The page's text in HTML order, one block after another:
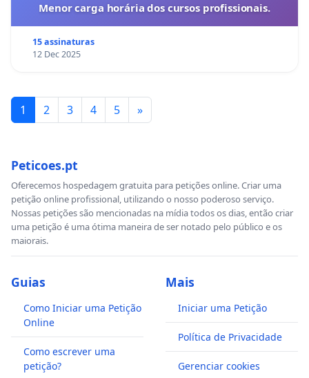
Menor carga horária dos cursos profissionais.
15 assinaturas
12 Dec 2025
1 2 3 4 5 »
Peticoes.pt
Oferecemos hospedagem gratuita para petições online. Criar uma
petição online profissional, utilizando o nosso poderoso serviço.
Nossas petições são mencionadas na mídia todos os dias, então criar
uma petição é uma ótima maneira de ser notado pelo público e os
maiorais.
Guias
Como Iniciar uma Petição
Online
Como escrever uma
petição?
Mais
Iniciar uma Petição
Política de Privacidade
Gerenciar cookies